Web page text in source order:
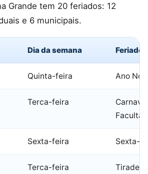
Grande tem 20 feriados: 12
e 6 municipais.
Dia da semana Feriado
Quinta-feira Ano
Terca-feira
Sexta-feira Sexta-
Terca-feira